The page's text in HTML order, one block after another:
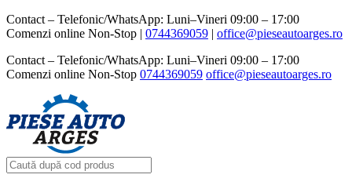
Contact – Telefonic/WhatsApp: Luni–Vineri 09:00 – 17:00
Comenzi online Non-Stop | 0744369059‬ | office@pieseautoarges.ro
Contact – Telefonic/WhatsApp: Luni–Vineri 09:00 – 17:00
Comenzi online Non-Stop 0744369059‬ office@pieseautoarges.ro